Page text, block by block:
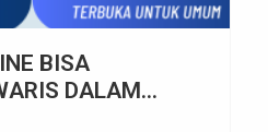
BISA
DALAM